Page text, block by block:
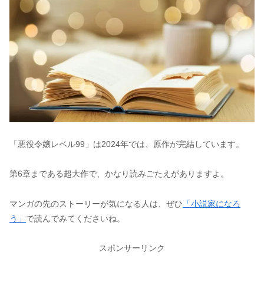
「悪役令嬢レベル99」は2024年では、原作が完結しています。
第6章まである超大作で、かなり読みごたえがありますよ。
マンガの先のストーリーが気になる人は、ぜひ 「小説家になろ
う」 で読んでみてくださいね。
スポンサーリンク